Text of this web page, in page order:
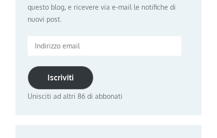
questo blog, e ricevere via e-mail le notifiche di
nuovi post.
Indirizzo
Iscriviti
Unisciti ad altri 86 di abbonati